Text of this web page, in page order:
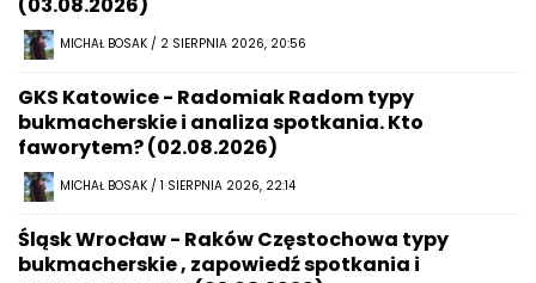
MICHAŁ BOSAK / 2 SIERPNIA 2026, 20:56
GKS Katowice - Radomiak Radom typy
bukmacherskie i analiza spotkania. Kto
faworytem? (02.08.2026)
MICHAŁ BOSAK / 1 SIERPNIA 2026, 22:14
Śląsk Wrocław - Raków Częstochowa typy
bukmacherskie , zapowiedź spotkania i